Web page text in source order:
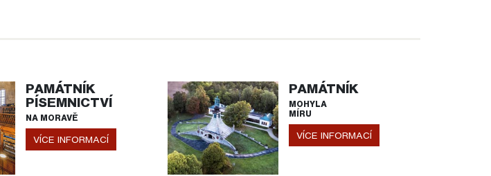
PAMÁTNÍK
PÍSEMNICTVÍ
NA MORAVĚ
VÍCE INFORMACÍ
PAMÁTNÍK
MOHYLA
MÍRU
VÍCE INFORMACÍ